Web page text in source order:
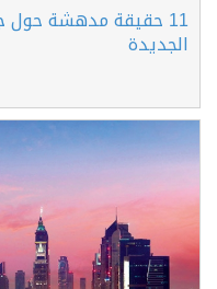
11 حقيقة مدهشة حول
الجديدة